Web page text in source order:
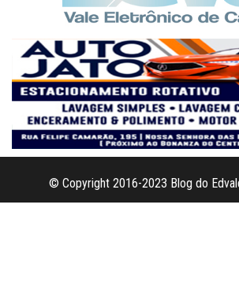
© Copyright 2016-2023 Blog do